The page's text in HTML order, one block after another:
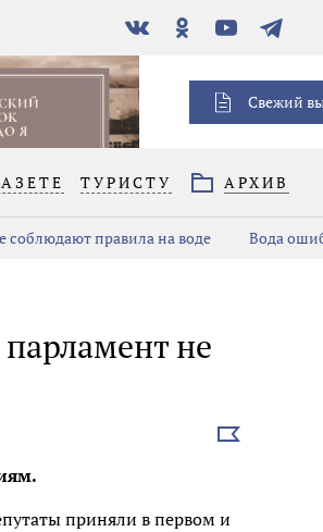
В
контакте
Одноклассники
YouTubeТелеграм
Свежий
ТУРИСТУ АРХИВ
правила на воде Вода
не
Выбрать
приняли в первом и